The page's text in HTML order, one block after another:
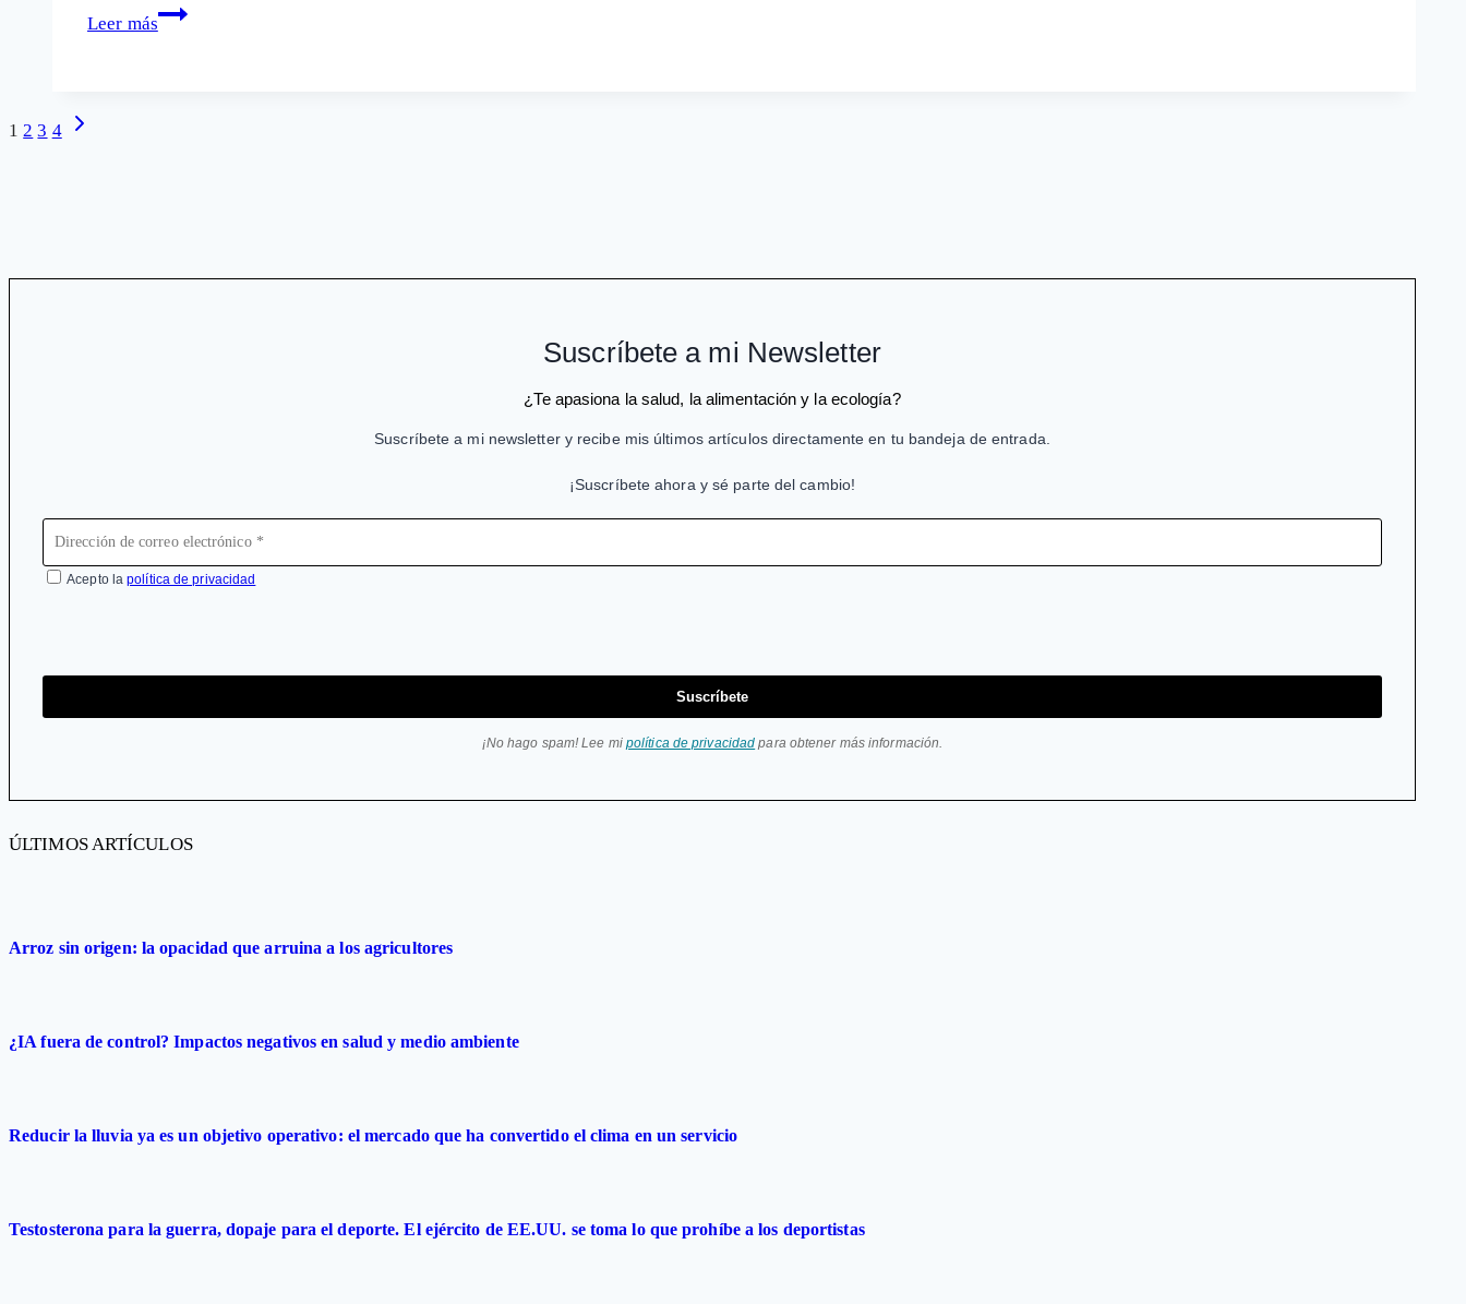
vacunas
Leer más
Los
son
Navegación
1 2 3 4
Siguiente
Suscríbete a mi Newsletter
¿Te apasiona la salud, la alimentación y la ecología?
Suscríbete a mi newsletter y recibe mis últimos artículos directamente en tu bandeja de entrada.
¡Suscríbete ahora y sé parte del cambio!
Acepto lapolítica de privacidad
Suscríbete
¡No hago spam! Lee mi política de privacidad para obtener más información.
ÚLTIMOS ARTÍCULOS
Arroz sin origen: la opacidad que arruina a los agricultores
¿IA fuera de control? Impactos negativos en salud y medio ambiente
Reducir la lluvia ya es un objetivo operativo: el mercado que ha convertido el clima en un servicio
Testosterona para la guerra, dopaje para el deporte. El ejército de EE.UU. se toma lo que prohíbe a los deportistas